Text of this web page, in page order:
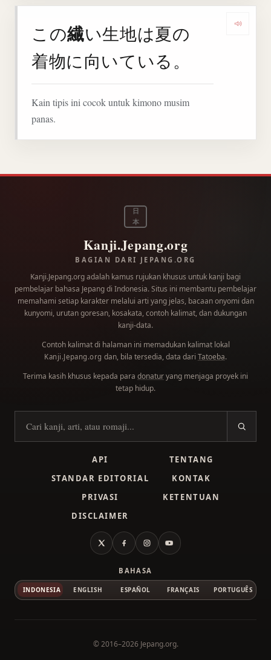
この繊い生地は夏の
着物に向いている。
Kain tipis ini cocok untuk kimono musim
panas.
日
本
Kanji.Jepang.org
BAGIAN DARI JEPANG.ORG
Kanji.Jepang.org adalah kamus rujukan khusus untuk kanji bagi
pembelajar bahasa Jepang di Indonesia. Situs ini membantu pembelajar
memahami setiap karakter melalui arti yang jelas, bacaan onyomi dan
kunyomi, urutan goresan, kosakata, contoh kalimat, dan dukungan
kanji-data.
Contoh kalimat di halaman ini memadukan kalimat lokal
Kanji.Jepang.org dan, bila tersedia, data dari Tatoeba.
Terima kasih khusus kepada para donaturyang menjaga proyek ini
tetap hidup.
Cari kanji
API
TENTANG
STANDAR EDITORIAL
KONTAK
PRIVASI
KETENTUAN
DISCLAIMER
X FacebookInstagramYouTube
BAHASA
INDONESIA ENGLISH ESPAÑOL FRANÇAIS PORTUGUÊS
© 2016–2026 Jepang.org.